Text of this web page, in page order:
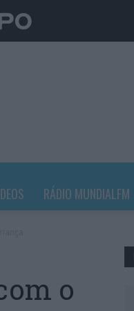
RÁDIO MUNDIALFM
o